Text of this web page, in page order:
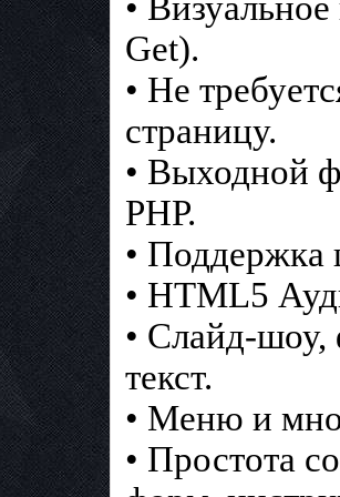
Get).
• Не
страницу.
• Выходной
PHP.
• Поддержка
• HTML5
• Слайд-шоу,
текст.
• Меню и
• Простота